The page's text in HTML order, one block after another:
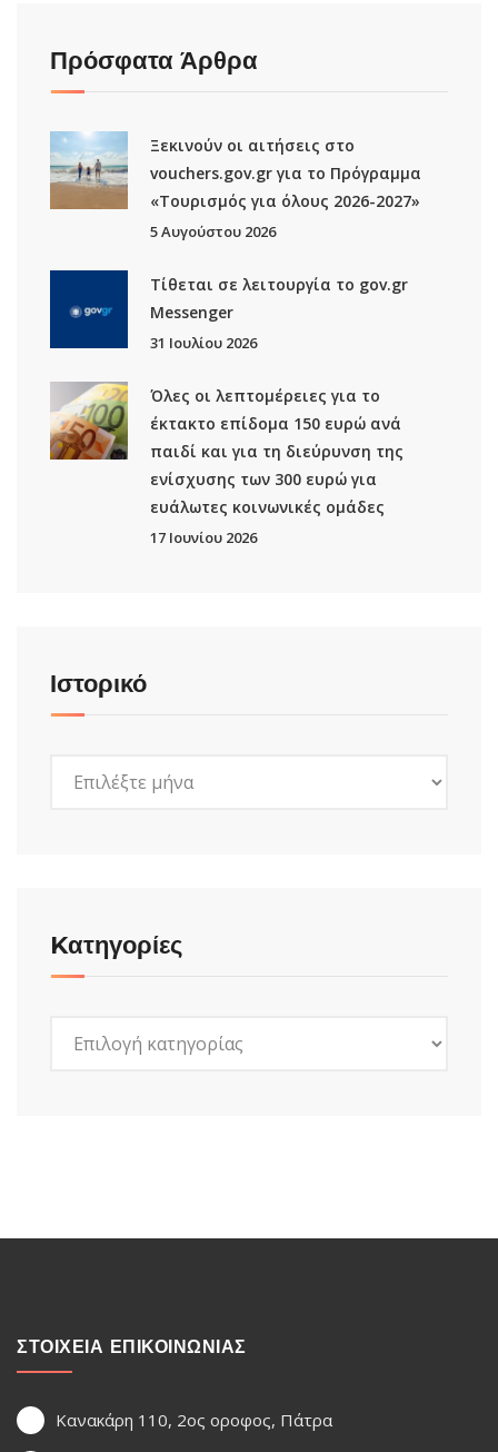
Πρόσφατα Άρθρα
Ξεκινούν οι αιτήσεις στο
vouchers.gov.gr για το Πρόγραμμα
«Τουρισμός για όλους 2026-2027»
5 Αυγούστου 2026
Τίθεται σε λειτουργία το gov.gr
Μessenger
31 Ιουλίου 2026
Όλες οι λεπτομέρειες για το
έκτακτο επίδομα 150 ευρώ ανά
παιδί και για τη διεύρυνση της
ενίσχυσης των 300 ευρώ για
ευάλωτες κοινωνικές ομάδες
17 Ιουνίου 2026
Ιστορικό
Kατηγορίες
ΣΤΟΙΧΕΙΑ ΕΠΙΚΟΙΝΩΝΙΑΣ
Κανακάρη 110, 2ος οροφος, Πάτρα